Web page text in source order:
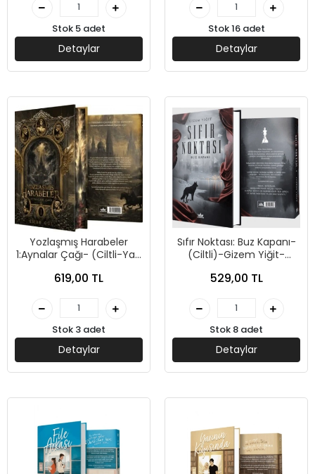
Stok 5 adet
Detaylar
Stok 16 adet
Detaylar
Yozlaşmış Harabeler
1:Aynalar Çağı- (Ciltli-Yan
Guardian Yayınları
619,00 TL
Stok 3 adet
Detaylar
Sıfır Noktası: Buz Kapanı-
(Ciltli)-Gizem Yiğit-
529,00 TL
Stok 8 adet
Detaylar